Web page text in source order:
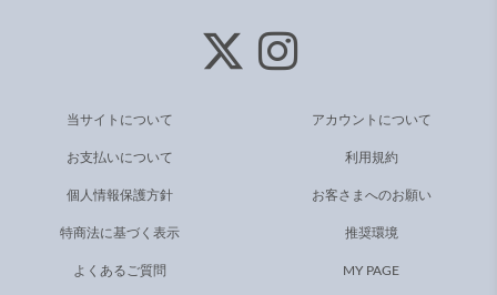
当サイトについて アカウントについて
お支払いについて 利用規約
個人情報保護方針 お客さまへのお願い
特商法に基づく表示 推奨環境
よくあるご質問 MY PAGE